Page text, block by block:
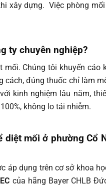
xây dựng. Việc phòng
ty chuyên nghiệp?
Chúng tôi khuyến cáo
đúng thuốc chỉ làm
kinh nghiệm lâu năm,
không lo tái nhiễm.
mối ở phường Cổ
dụng trên cơ sở khoa
của hãng Bayer CHLB